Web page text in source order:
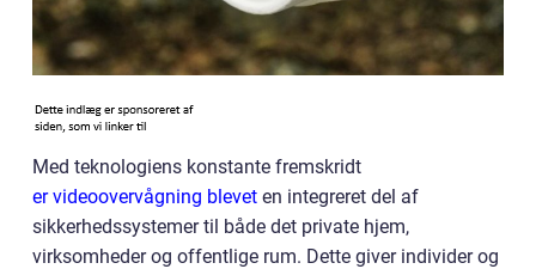
Med teknologiens konstante fremskridt
er videoovervågning blevet en integreret del af
sikkerhedssystemer til både det private hjem,
virksomheder og offentlige rum. Dette giver individer og